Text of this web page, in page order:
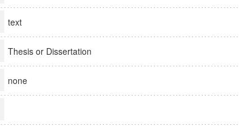
text
Thesis or Dissertation
none